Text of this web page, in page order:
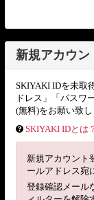
新規アカウン
SKIYAKI IDを未取
ドレス」「パスワ
(無料)をお願い致し
SKIYAKI IDとは
新規アカウント
ールアドレス宛
登録確認メール